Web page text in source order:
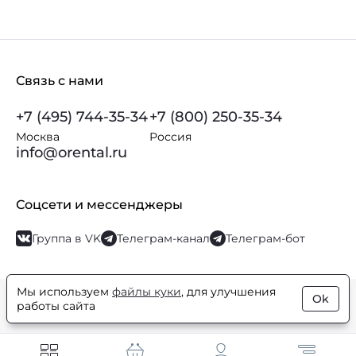
Связь с нами
+7 (495) 744-35-34
Москва
+7 (800) 250-35-34
Россия
info@orental.ru
Соцсети и мессенджеры
Группа в VK Телеграм-канал Телеграм-бот
© Orental.ru 2007–2026Интернет-магазин парфюмерии и
косметики
Мы используем файлы куки, для улучшения
работы сайта
Ok